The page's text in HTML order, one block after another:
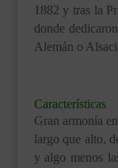
1882 y tras la
donde
Alemán o
Características
Gran armonía
largo que alto,
y algo menos